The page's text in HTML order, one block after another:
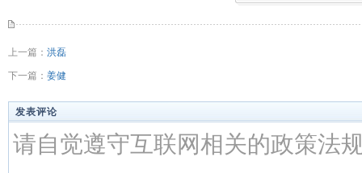
上一篇： 洪磊
下一篇： 姜健
发表评论
请自觉遵守互联网相关的政策法